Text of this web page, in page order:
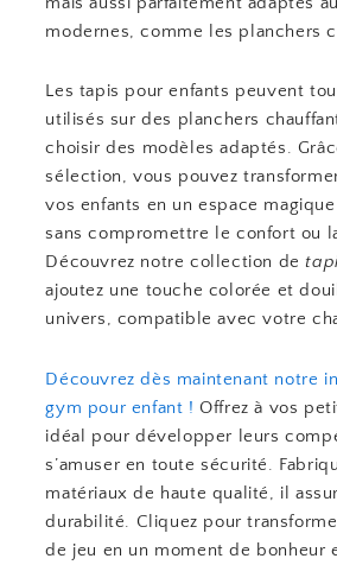
modernes, comme les planchers
Les tapis pour enfants peuvent
utilisés sur des planchers
choisir des modèles adaptés.
sélection, vous pouvez
vos enfants en un espace
sans compromettre le confort ou
Découvrez notre collection de
ajoutez une touche colorée et
univers, compatible avec votre
Découvrez dès maintenant notre
gym pour enfant ! Offrez à vos
idéal pour développer leurs
s’amuser en toute sécurité.
matériaux de haute qualité, il
durabilité. Cliquez pour
de jeu en un moment de bonheur